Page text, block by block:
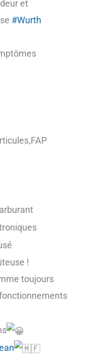
et
#Wurth
!
toujours